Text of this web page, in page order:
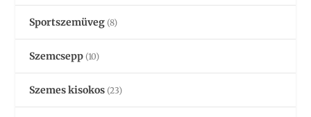
Sportszemüveg (8)
Szemcsepp (10)
Szemes kisokos (23)